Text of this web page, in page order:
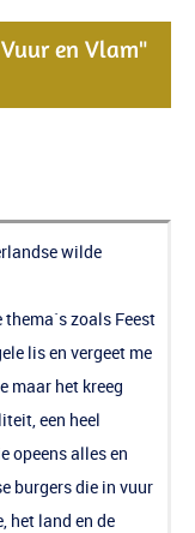
en Vlam"
wilde
zoals Feest
lis en vergeet me
maar het kreeg
een heel
opeens alles en
burgers die in vuur
het land en de